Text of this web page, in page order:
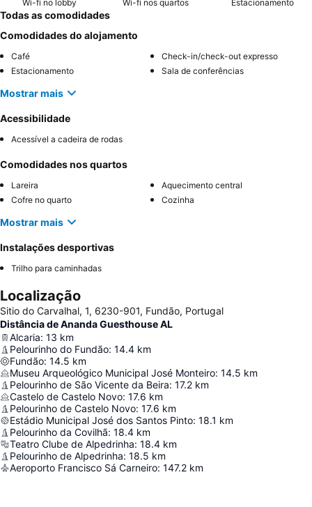
Wi-fi no lobby Wi-fi nos quartos Estacionamento
Todas as comodidades
Comodidades do alojamento
Café
Check-in/check-out expresso
Estacionamento
Sala de conferências
Mostrar mais
Acessibilidade
Acessível a cadeira de rodas
Comodidades nos quartos
Lareira
Aquecimento central
Cofre no quarto
Cozinha
Mostrar mais
Instalações desportivas
Trilho para caminhadas
Localização
Sitio do Carvalhal, 1, 6230-901, Fundão, Portugal
Distância de Ananda Guesthouse AL
Alcaria: 13 km
Pelourinho do Fundão: 14.4 km
Fundão: 14.5 km
Museu Arqueológico Municipal José Monteiro: 14.5 km
Pelourinho de São Vicente da Beira: 17.2 km
Castelo de Castelo Novo: 17.6 km
Pelourinho de Castelo Novo: 17.6 km
Estádio Municipal José dos Santos Pinto: 18.1 km
Pelourinho da Covilhã: 18.4 km
Teatro Clube de Alpedrinha: 18.4 km
Pelourinho de Alpedrinha: 18.5 km
Aeroporto Francisco Sá Carneiro: 147.2 km